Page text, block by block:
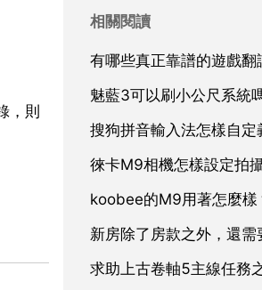
，則
相關閱讀
有哪些真正靠譜的遊戲翻
搜狗拼音輸入法怎樣自定
徠卡M9相機怎樣設定拍
koobee的M9用著怎麼樣
新房除了房款之外，還需
求助上古卷軸5主線任務